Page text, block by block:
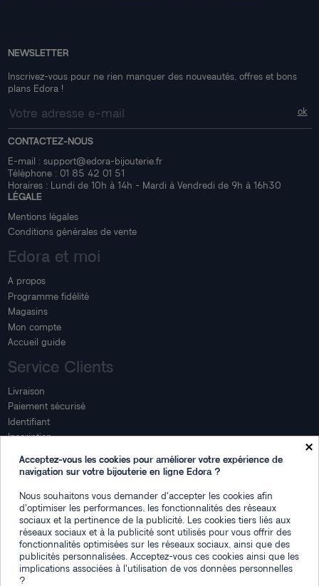
NEWSLETTER
Inscrivez-vous pour ne rien manquer des nouveautés, offres et bons
plans Edora !
CONTACTEZ-NOUS
E-mail : support@edora-bijouterie.fr
Téléphone : 01 85 42 01 51
Horaires : Lundi de 10h à 14h - Mardi à Vendredi de 9h à 16h30
LÉGALE
Mentions légales
Conditions générales de vente
Edora et moi
A propos
Programme fidélité
Magasins
Mon compte
Accueil guide
Service Clients
Livraison
Paiement sécurisé
Identifiant
Inscription
Mon espace
Suivi de commande
Connexion
Créez votre compte
Des questions
Contactez-nous
×
Acceptez-vous les cookies pour améliorer votre expérience de
navigation sur votre bijouterie en ligne Edora ?
Nous souhaitons vous demander d'accepter les cookies afin
d'optimiser les performances, les fonctionnalités des réseaux
sociaux et la pertinence de la publicité. Les cookies tiers liés aux
réseaux sociaux et à la publicité sont utilisés pour vous offrir des
fonctionnalités optimisées sur les réseaux sociaux, ainsi que des
publicités personnalisées. Acceptez-vous ces cookies ainsi que les
implications associées à l'utilisation de vos données personnelles
?